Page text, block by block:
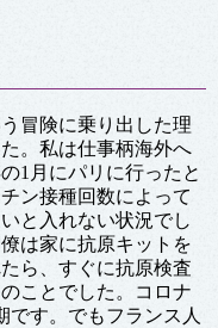
冒険に乗り出した理
。私は仕事柄海外へ
1月にパリに行ったと
ン接種回数によって
と入れない状況でし
は家に抗原キットを
ら、すぐに抗原検査
ことでした。コロナ
です。でもフランス人